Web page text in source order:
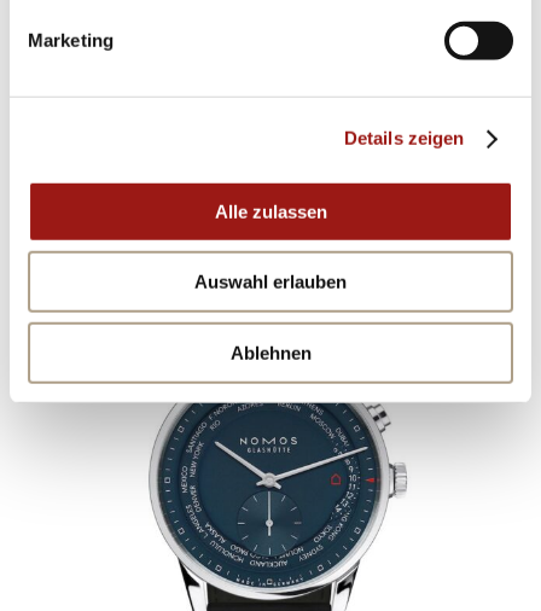
Marketing
Details zeigen
Alle zulassen
Auswahl erlauben
Ablehnen
ZÜRICH KOLLEKTION
806